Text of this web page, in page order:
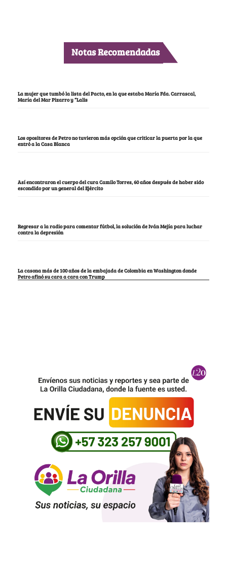
Notas Recomendadas
La mujer que tumbó la lista del Pacto, en la que estaba María Fda. Carrascal,
María del Mar Pizarro y “Lalis
Los opositores de Petro no tuvieron más opción que criticar la puerta por la que
entró a la Casa Blanca
Así encontraron el cuerpo del cura Camilo Torres, 60 años después de haber sido
escondido por un general del Ejército
Regresar a la radio para comentar fútbol, la solución de Iván Mejía para luchar
contra la depresión
La casona más de 100 años de la embajada de Colombia en Washington donde
Petro afinó su cara a cara con Trump